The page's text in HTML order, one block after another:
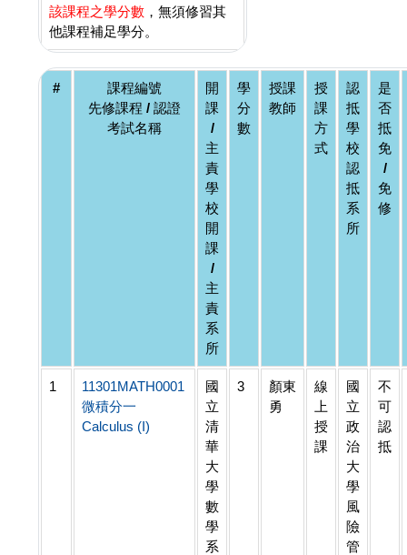
該課程之學分數 ，無須修習其
他課程補足學分。
#
課程編號
先修課程 / 認證
考試名稱
開
課
/
主
責
學
校
開
課
/
主
責
系
所
學
分
數
授課
教師
授
課
方
式
認
抵
學
校
認
抵
系
所
是
否
抵
免
/
免
修
1
11301MATH0001
微積分一
Calculus (I)
國
立
清
華
大
學
數
學
系
3
顏東
勇
線
上
授
課
國
立
政
治
大
學
風
險
管
不
可
認
抵